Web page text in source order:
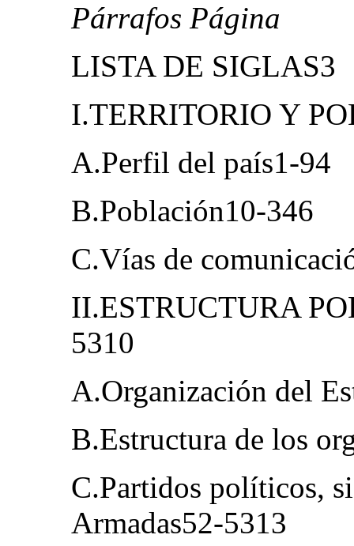
Párrafos Página
LISTA DE SIGLAS3
I.TERRITORIO Y
A.Perfil del país1-94
B.Población10-346
C.Vías de
II.ESTRUCTURA
5310
A.Organización del
B.Estructura de los
C.Partidos políticos,
Armadas52-5313